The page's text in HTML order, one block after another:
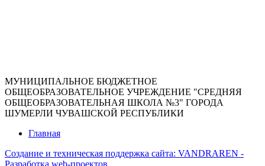
МУНИЦИПАЛЬНОЕ БЮДЖЕТНОЕ
ОБЩЕОБРАЗОВАТЕЛЬНОЕ УЧРЕЖДЕНИЕ "СРЕДНЯЯ
ОБЩЕОБРАЗОВАТЕЛЬНАЯ ШКОЛА №3" ГОРОДА
ШУМЕРЛИ ЧУВАШСКОЙ РЕСПУБЛИКИ
Главная
Создание и техническая поддержка сайта: VANDRAREN -
Разработка web-проектов